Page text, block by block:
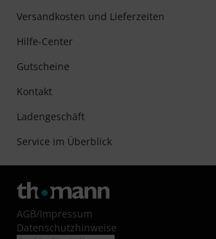
Versandkosten und Lieferzeiten
Hilfe-Center
Gutscheine
Kontakt
Ladengeschäft
Service im Überblick
AGB/Impressum
Datenschutzhinweise